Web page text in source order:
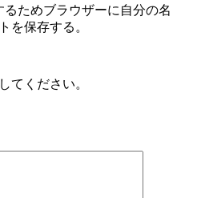
ためブラウザーに自分の名
を保存する。
てください。